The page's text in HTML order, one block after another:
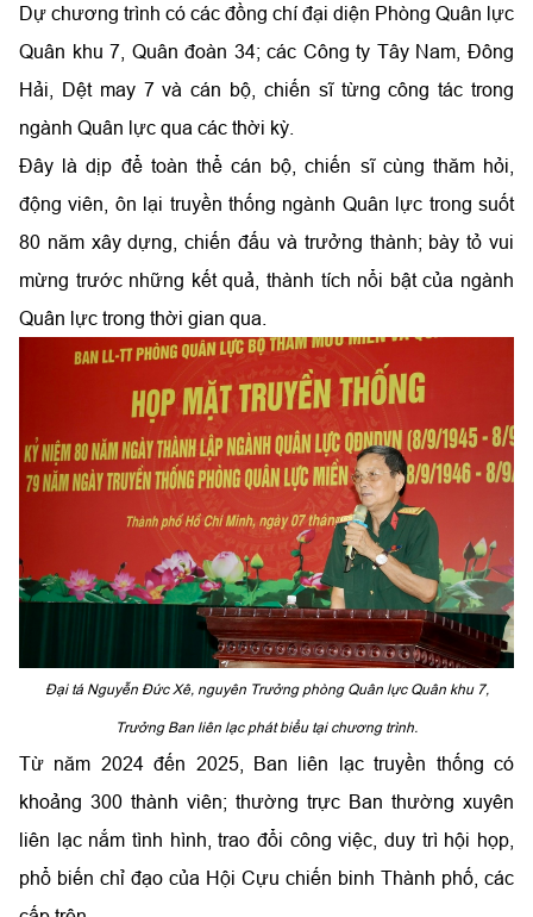
Dự chương trình có các đồng chí đại diện Phòng Quân lực
Quân khu 7, Quân đoàn 34; các Công ty Tây Nam, Đông
Hải, Dệt may 7 và cán bộ, chiến sĩ từng công tác trong
ngành Quân lực qua các thời kỳ.
Đây là dịp để toàn thể cán bộ, chiến sĩ cùng thăm hỏi,
động viên, ôn lại truyền thống ngành Quân lực trong suốt
80 năm xây dựng, chiến đấu và trưởng thành; bày tỏ vui
mừng trước những kết quả, thành tích nổi bật của ngành
Quân lực trong thời gian qua.
Đại tá Nguyễn Đức Xê, nguyên Trưởng phòng Quân lực Quân khu 7,
Trưởng Ban liên lạc phát biểu tại chương trình.
Từ năm 2024 đến 2025, Ban liên lạc truyền thống có
khoảng 300 thành viên; thường trực Ban thường xuyên
liên lạc nắm tình hình, trao đổi công việc, duy trì hội họp,
phổ biến chỉ đạo của Hội Cựu chiến binh Thành phố, các